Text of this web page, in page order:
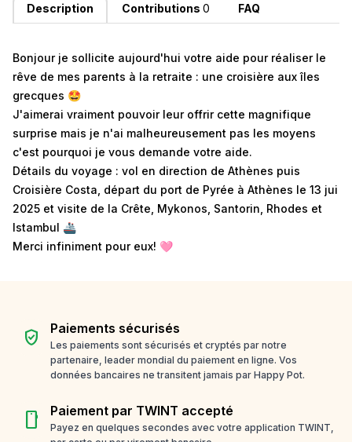
Description Contributions 0 FAQ
Bonjour je sollicite aujourd'hui votre aide pour réaliser le
rêve de mes parents à la retraite : une croisière aux îles
grecques 🤩
J'aimerai vraiment pouvoir leur offrir cette magnifique
surprise mais je n'ai malheureusement pas les moyens
c'est pourquoi je vous demande votre aide.
Détails du voyage : vol en direction de Athènes puis
Croisière Costa, départ du port de Pyrée à Athènes le 13 jui
2025 et visite de la Crête, Mykonos, Santorin, Rhodes et
Istambul 🚢
Merci infiniment pour eux! 🩷
verified_user Paiements sécurisés
Les paiements sont sécurisés et cryptés par notre
partenaire, leader mondial du paiement en ligne. Vos
données bancaires ne transitent jamais par Happy Pot.
smartphone Paiement par TWINT accepté
Payez en quelques secondes avec votre application TWINT,